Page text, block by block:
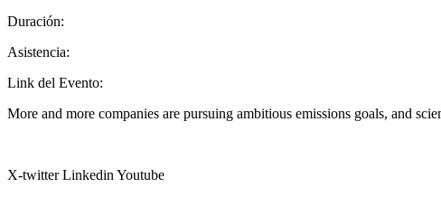
Duración:
Asistencia:
Link del Evento:
More and more companies are pursuing ambitious emissions goals, and
X-twitter Linkedin Youtube